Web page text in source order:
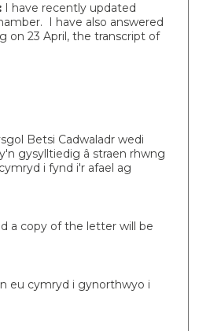
I have recently updated
I have also answered
on 23 April, the transcript of
Betsi Cadwaladr wedi
gysylltiedig â straen rhwng
i fynd i'r afael ag
a copy of the letter will be
eu cymryd i gynorthwyo i